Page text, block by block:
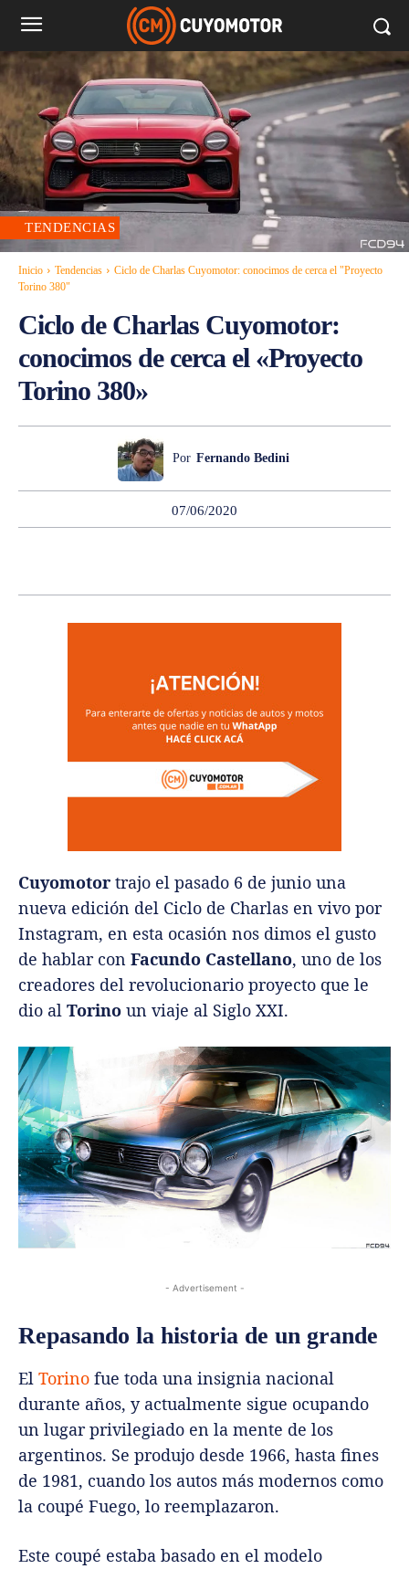
TENDENCIAS
Inicio Tendencias
Ciclo de Charlas Cuyomotor: conocimos de cerca el "Proyecto
Torino 380"
Ciclo de Charlas Cuyomotor:
conocimos de cerca el «Proyecto
Torino 380»
Por Fernando Bedini
07/06/2020
Cuyomotor trajo el pasado 6 de junio una
nueva edición del Ciclo de Charlas en vivo por
Instagram, en esta ocasión nos dimos el gusto
de hablar con Facundo Castellano, uno de los
creadores del revolucionario proyecto que le
dio al Torino un viaje al Siglo XXI.
- Advertisement -
Repasando la historia de un grande
El Torino fue toda una insignia nacional
durante años, y actualmente sigue ocupando
un lugar privilegiado en la mente de los
argentinos. Se produjo desde 1966, hasta fines
de 1981, cuando los autos más modernos como
la coupé Fuego, lo reemplazaron.
Este coupé estaba basado en el modelo